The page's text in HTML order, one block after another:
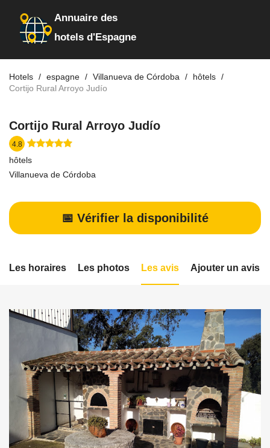
Annuaire des
hotels d'Espagne
Hotels espagne Villanueva de Córdoba
hôtels
Cortijo Rural Arroyo Judío
Cortijo Rural Arroyo Judío
4.8
hôtels
Villanueva de Córdoba
📅 Vérifier la disponibilité
Les horaires Les photos Les avis Ajouter un avis